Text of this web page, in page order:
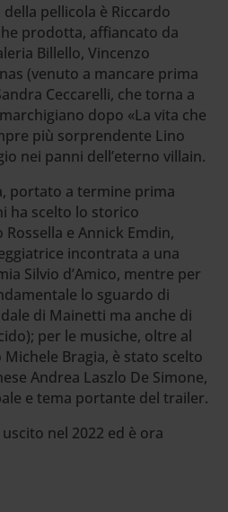
pellicola è Riccardo
prodotta, affiancato da
Billello, Vincenzo
(venuto a mancare prima
Ceccarelli, che torna a
dopo «La vita che
più sorprendente Lino
nei panni dell’eterno villain.
portato a termine prima
ha scelto lo storico
e Annick Emdin,
incontrata a una
Silvio d’Amico, mentre per
lo sguardo di
di Mainetti ma anche di
per le musiche, oltre al
Bragia, è stato scelto
Andrea Laszlo De Simone,
e tema portante del trailer.
nel 2022 ed è ora